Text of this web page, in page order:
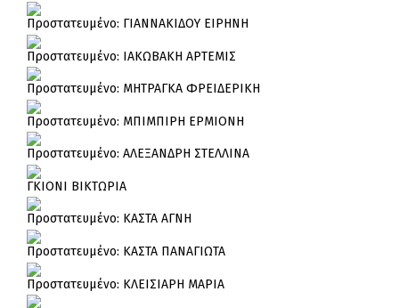
Πρoστατευμένο: ΓΙΑΝΝΑΚΙΔΟΥ ΕΙΡΗΝΗ
Πρoστατευμένο: ΙΑΚΩΒΑΚΗ ΑΡΤΕΜΙΣ
Πρoστατευμένο: ΜΗΤΡΑΓΚΑ ΦΡΕΙΔΕΡΙΚΗ
Πρoστατευμένο: ΜΠΙΜΠΙΡΗ ΕΡΜΙΟΝΗ
Πρoστατευμένο: ΑΛΕΞΑΝΔΡΗ ΣΤΕΛΛΙΝΑ
ΓΚΙΟΝΙ ΒΙΚΤΩΡΙΑ
Πρoστατευμένο: ΚΑΣΤΑ ΑΓΝΗ
Πρoστατευμένο: ΚΑΣΤΑ ΠΑΝΑΓΙΩΤΑ
Πρoστατευμένο: ΚΛΕΙΣΙΑΡΗ ΜΑΡΙΑ